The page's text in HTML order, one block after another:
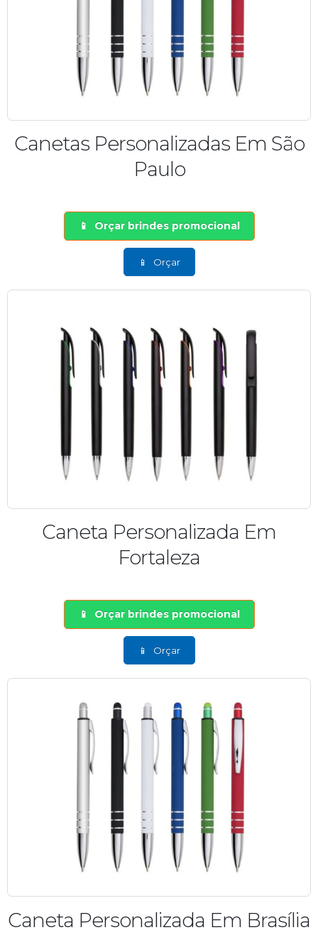
Canetas Personalizadas Em São
Paulo
Orçar brindes promocional
Orçar
Caneta Personalizada Em
Fortaleza
Orçar brindes promocional
Orçar
Caneta Personalizada Em Brasília